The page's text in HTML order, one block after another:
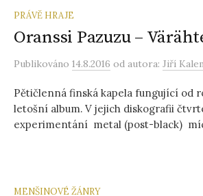
PRÁVĚ HRAJE
Oranssi Pazuzu –
Publikováno 14.8.2016 od autora: Jiří
Pětičlenná finská kapela fungující od
letošní album. V jejich diskografii
experimentání metal (post-black)
MENŠINOVÉ ŽÁNRY